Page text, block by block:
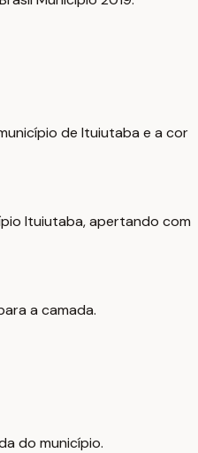
de Ituiutaba e a cor
Ituiutaba, apertando com
a camada.
do município.